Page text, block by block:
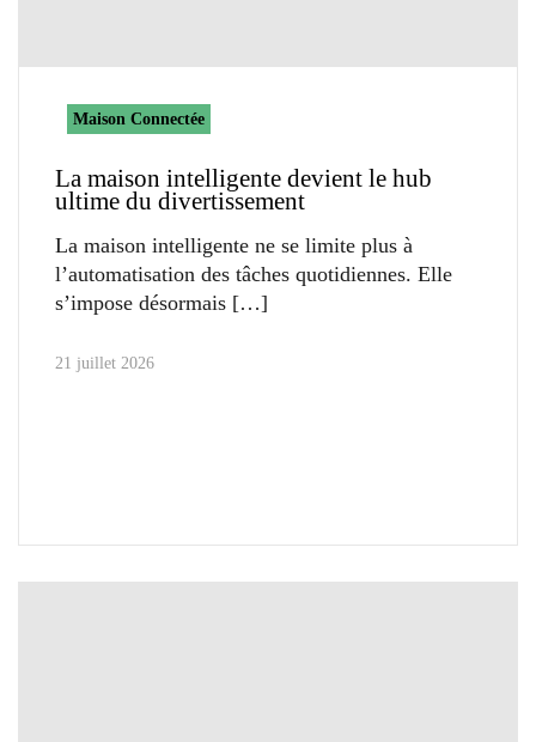
Maison Connectée
La maison intelligente devient le hub
ultime du divertissement
La maison intelligente ne se limite plus à
l’automatisation des tâches quotidiennes. Elle
s’impose désormais
21 juillet 2026